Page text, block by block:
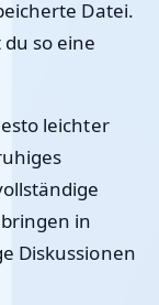
Datei.
so eine
leichter
in
Diskussionen